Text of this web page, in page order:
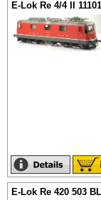
E-Lok Re 4/4 II
E-Lok Re 420 503